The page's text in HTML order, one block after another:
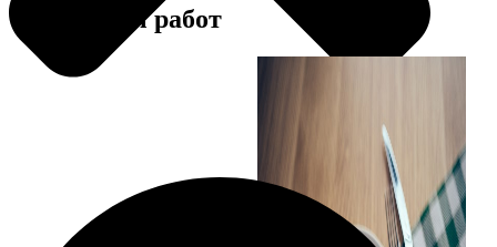
Примеры работ